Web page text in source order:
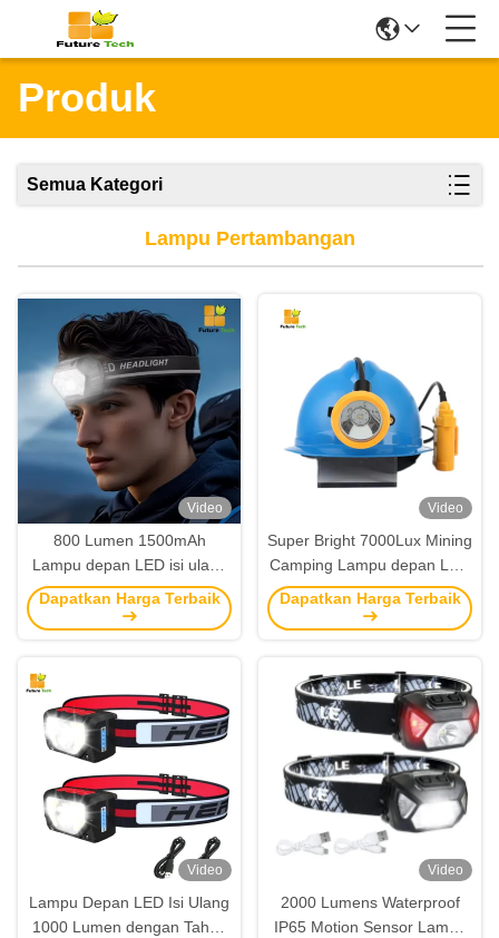
Produk
Semua Kategori
Lampu Pertambangan
Video
800 Lumen 1500mAh
Lampu depan LED isi ulang
untuk kegiatan luar ruangan
Dapatkan Harga Terbaik
Video
Super Bright 7000Lux Mining
Camping Lampu depan LED
untuk Mining Camping
Dapatkan Harga Terbaik
Video
Lampu Depan LED Isi Ulang
1000 Lumen dengan Tahan
Video
2000 Lumens Waterproof
IP65 Motion Sensor Lampu